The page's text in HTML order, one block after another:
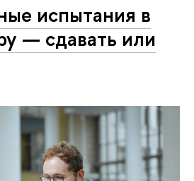
испытания в
— сдавать или